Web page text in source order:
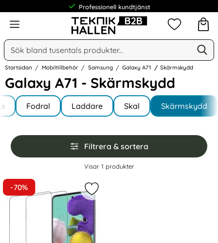
Professionell kundtjänst
Meny
Sök
Sök på Narse Group AB
Mina
Startsidan Mobiltillbehör Samsung Galaxy A71 Skärmskydd
Galaxy A71 - Skärmskydd
Hoppa
till
produkter
Underkategorier
A71 Fodral Laddare Skal Skärmskydd
Hoppa
över
filtersektionen
Filtrera & sortera
Filtrera & sortera
Visar 1 produkter
produktlista
-70%
Markera 2-Pack Samsung Galaxy